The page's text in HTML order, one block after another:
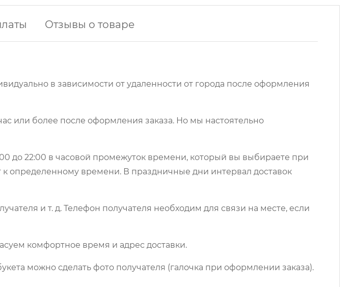
Отзывы о товаре
в зависимости от удаленности от города после оформления
или более после оформления заказа. Но мы настоятельно
до 22:00 в часовой промежуток времени, который вы выбираете при
определенному времени. В праздничные дни интервал доставок
и т. д. Телефон получателя необходим для связи на месте, если
комфортное время и адрес доставки.
можно сделать фото получателя (галочка при оформлении заказа).